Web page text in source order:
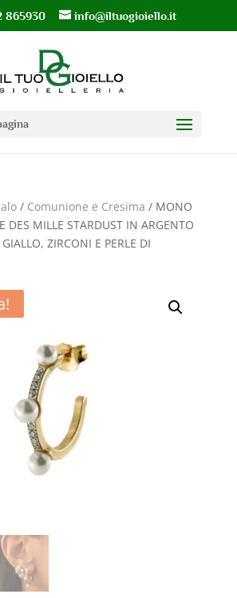
865930 info@iltuogioiello.it
/ Comunione e Cresima / MONO
DES MILLE STARDUST IN ARGENTO
ZIRCONI E PERLE DI